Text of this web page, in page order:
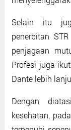
Selain itu
penerbitan
penjagaan
Profesi juga
Dante lebih
Dengan
kesehatan,